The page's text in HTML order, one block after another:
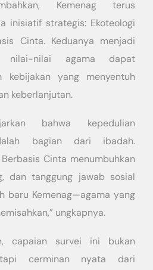
Kemenag terus
inisiatif strategis: Ekoteologi
Cinta. Keduanya menjadi
nilai-nilai agama dapat
kebijakan yang menyentuh
keberlanjutan.
bahwa kepedulian
bagian dari ibadah.
Cinta menumbuhkan
dan tanggung jawab sosial
baru Kemenag—agama yang
ungkapnya.
capaian survei ini bukan
cerminan nyata dari